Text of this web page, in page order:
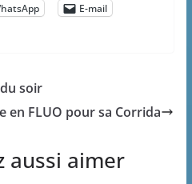
E-mail
soir
en FLUO pour sa Corrida
aussi aimer